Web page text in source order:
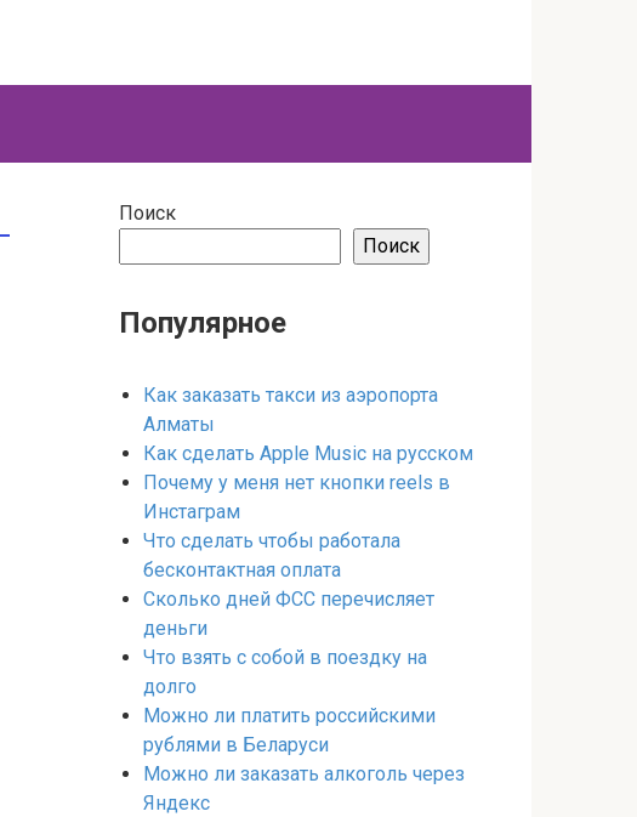
Поиск
Поиск
Популярное
Как заказать такси из аэропорта
Алматы
Как сделать Apple Music на русском
Почему у меня нет кнопки reels в
Инстаграм
Что сделать чтобы работала
бесконтактная оплата
Сколько дней ФСС перечисляет
деньги
Что взять с собой в поездку на
долго
Можно ли платить российскими
рублями в Беларуси
Можно ли заказать алкоголь через
Яндекс